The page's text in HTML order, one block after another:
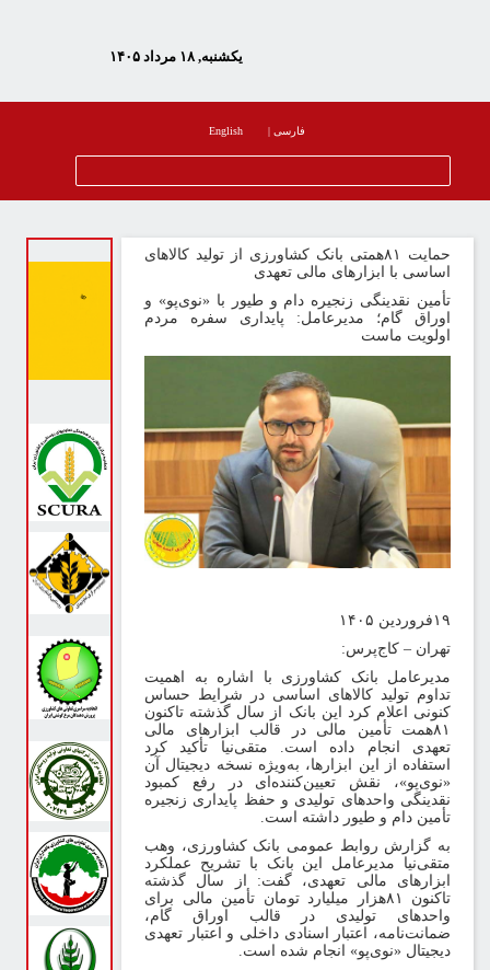
یکشنبه, ۱۸ مرداد ۱۴۰۵
English
۸۱همتی بانک کشاورزی از تولید کالاهای
با ابزارهای مالی تعهدی
نقدینگی زنجیره دام و طیور با «نوی‌پو» و
گام؛ مدیرعامل: پایداری سفره مردم
ماست
فروردین ۱۴۰۵
–کاج‌پرس:
بانک کشاورزی با اشاره به اهمیت
تولید کالاهای اساسی در شرایط حساس
اعلام کرد این بانک از سال گذشته تاکنون
همت تأمین مالی در قالب ابزارهای مالی
انجام داده است. متقی‌نیا تأکید کرد
از این ابزارها، به‌ویژه نسخه دیجیتال آن
نقش تعیین‌کننده‌ای در رفع کمبود
واحدهای تولیدی و حفظ پایداری زنجیره
دام و طیور داشته است.
گزارش روابط عمومی بانک کشاورزی، وهب
مدیرعامل این بانک با تشریح عملکرد
مالی تعهدی، گفت: از سال گذشته
۸۱هزار میلیارد تومان تأمین مالی برای
تولیدی در قالب اوراق گام،
اعتبار اسنادی داخلی و اعتبار تعهدی
«نوی‌پو» انجام شده است.